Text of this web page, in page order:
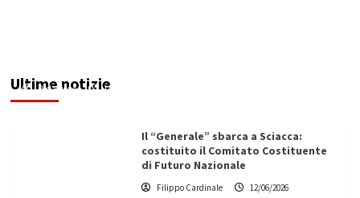
Ultime notizie
Redazione 12/06/2026
Il “Generale” sbarca a Sciacca:
costituito il Comitato Costituente
di Futuro Nazionale
Filippo Cardinale 12/06/2026